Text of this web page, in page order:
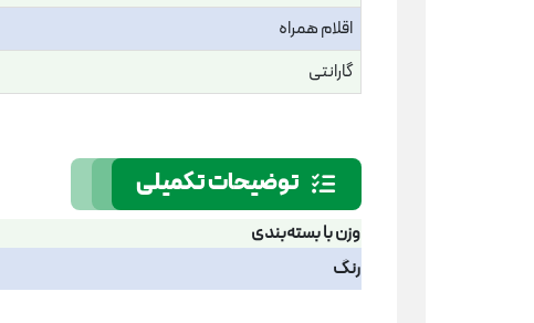
اقلام همراه
گارانتی
توضیحات تکمیلی
وزن با بسته‌بندی
رنگ